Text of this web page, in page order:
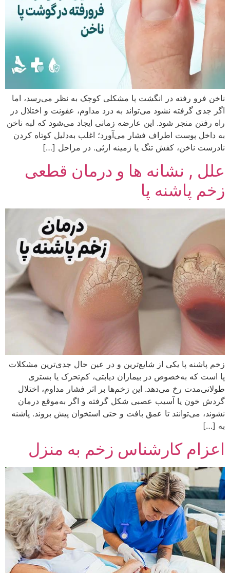
ناخن فرو رفته در انگشت پا مشکلی کوچک به نظر می‌رسد، اما
اگر جدی گرفته نشود می‌تواند به درد مداوم، عفونت و اختلال در
راه رفتن منجر شود. این عارضه زمانی ایجاد می‌شود که لبه ناخن
به داخل پوست اطراف فشار می‌آورد؛ اغلب به‌دلیل کوتاه کردن
نادرست ناخن، کفش تنگ یا زمینه ارثی. در مراحل […]
علل , نشانه ها و درمان قطعی
زخم پاشنه پا
زخم پاشنه پا یکی از شایع‌ترین و در عین حال جدی‌ترین مشکلات
پا است که به‌خصوص در بیماران دیابتی، کم‌تحرک یا بستری
طولانی‌مدت رخ می‌دهد. این زخم‌ها بر اثر فشار مداوم، اختلال
گردش خون یا آسیب عصبی شکل گرفته و اگر به‌موقع درمان
نشوند، می‌توانند تا عمق بافت و حتی استخوان پیش بروند. پاشنه
به […]
اعزام کارشناس زخم به منزل